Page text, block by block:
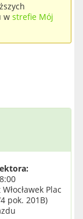
w strefie Mój
Plac
pok. 201B)